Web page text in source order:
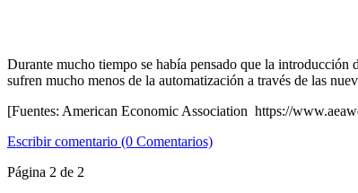
Durante mucho tiempo se había pensado que la introducción
sufren mucho menos de la automatización a través de las
[Fuentes: American Economic Association https://
Escribir comentario (0 Comentarios)
Página 2 de 2